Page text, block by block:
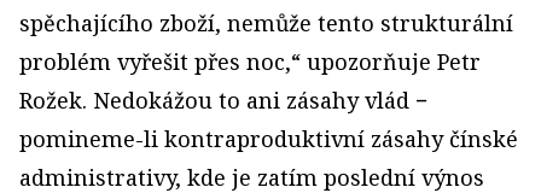
spěchajícího zboží, nemůže tento strukturální
problém vyřešit přes noc,“ upozorňuje Petr
Rožek. Nedokážou to ani zásahy vlád −
pomineme-li kontraproduktivní zásahy čínské
administrativy, kde je zatím poslední výnos